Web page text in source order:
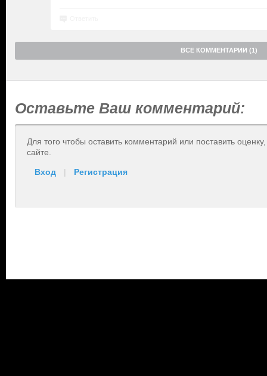
ВСЕ КОММЕНТАРИИ (1)
Оставьте Ваш комментарий:
Для того чтобы оставить комментарий или поставить
сайте.
Вход | Регистрация